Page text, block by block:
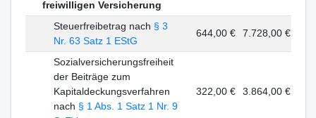
freiwilligen Versicherung
Steuerfreibetrag nach § 3
Nr. 63 Satz 1 EStG
644,00 € 7.728,00 €
Sozialversicherungsfreiheit
der Beiträge zum
Kapitaldeckungsverfahren
nach § 1 Abs. 1 Satz 1 Nr. 9
322,00 € 3.864,00 €